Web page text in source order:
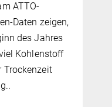
ATTO-
Daten zeigen,
des Jahres
Kohlenstoff
Trockenzeit